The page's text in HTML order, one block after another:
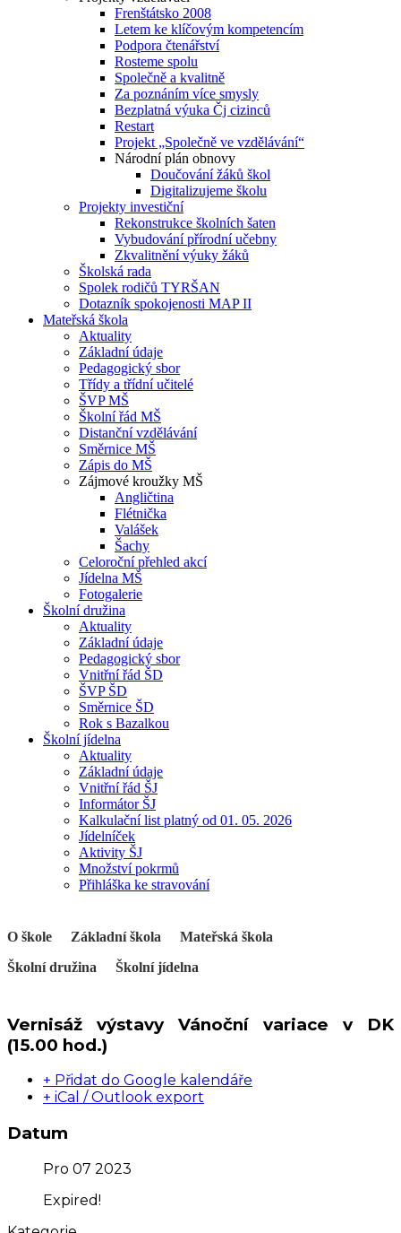
Frenštátsko 2008
Letem ke klíčovým kompetencím
Podpora čtenářství
Rosteme spolu
Společně a kvalitně
Za poznáním více smysly
Bezplatná výuka Čj cizinců
Restart
Projekt „Společně ve vzdělávání“
Národní plán obnovy
Doučování žáků škol
Digitalizujeme školu
Projekty investiční
Rekonstrukce školních šaten
Vybudování přírodní učebny
Zkvalitnění výuky žáků
Školská rada
Spolek rodičů TYRŠAN
Dotazník spokojenosti MAP II
Mateřská škola
Aktuality
Základní údaje
Pedagogický sbor
Třídy a třídní učitelé
ŠVP MŠ
Školní řád MŠ
Distanční vzdělávání
Směrnice MŠ
Zápis do MŠ
Zájmové kroužky MŠ
Angličtina
Flétnička
Valášek
Šachy
Celoroční přehled akcí
Jídelna MŠ
Fotogalerie
Školní družina
Aktuality
Základní údaje
Pedagogický sbor
Vnitřní řád ŠD
ŠVP ŠD
Směrnice ŠD
Rok s Bazalkou
Školní jídelna
Aktuality
Základní údaje
Vnitřní řád ŠJ
Informátor ŠJ
Kalkulační list platný od 01. 05. 2026
Jídelníček
Aktivity ŠJ
Množství pokrmů
Přihláška ke stravování
O škole Základní škola
Mateřská škola
Školní družina
Školní jídelna
Vernisáž výstavy Vánoční variace v DK
(15.00 hod.)
+ Přidat do Google kalendáře
+ iCal / Outlook export
Datum
Pro 07 2023
Expired!